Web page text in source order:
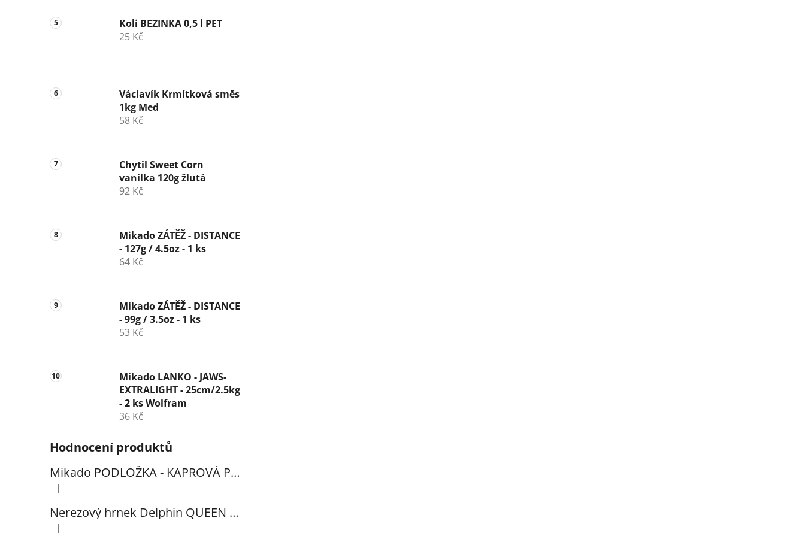
Koli BEZINKA 0,5 l PET
25 Kč
Václavík Krmítková směs
1kg Med
58 Kč
Chytil Sweet Corn
vanilka 120g žlutá
92 Kč
Mikado ZÁTĚŽ - DISTANCE
- 127g / 4.5oz - 1 ks
64 Kč
Mikado ZÁTĚŽ - DISTANCE
- 99g / 3.5oz - 1 ks
53 Kč
Mikado LANKO - JAWS-
EXTRALIGHT - 25cm/2.5kg
- 2 ks Wolfram
36 Kč
Hodnocení produktů
Mikado PODLOŽKA - KAPROVÁ PRO VYHÁČKOVÁNÍ S METREM - (102x60cm) - 1ks
Hodnocení produktu je 5 z 5 hvězdiček.
|
Nerezový hrnek Delphin QUEEN 300ml
Hodnocení produktu je 5 z 5 hvězdiček.
|